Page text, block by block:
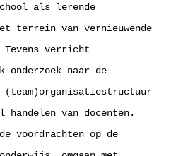
als lerende
terrein van vernieuwende
verricht
onderzoek naar de
(team)organisatiestructuur
van docenten.
voordrachten op de